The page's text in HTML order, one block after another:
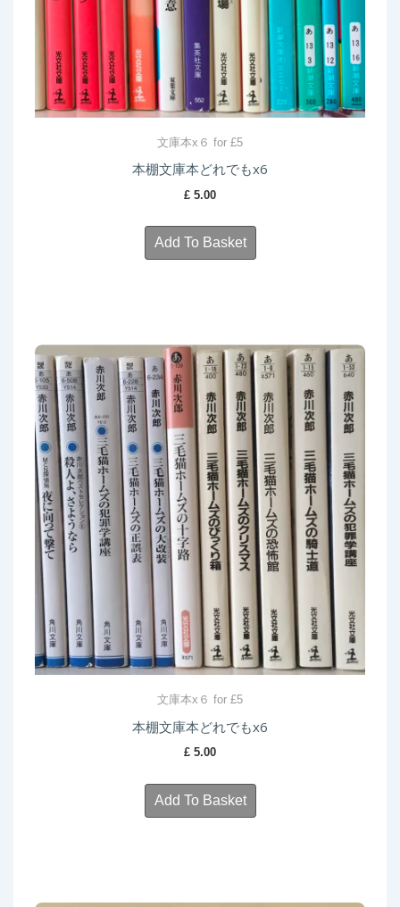
文庫本x６ for £5
本棚文庫本どれでもx6
£ 5.00
Add To Basket
文庫本x６ for £5
本棚文庫本どれでもx6
£ 5.00
Add To Basket